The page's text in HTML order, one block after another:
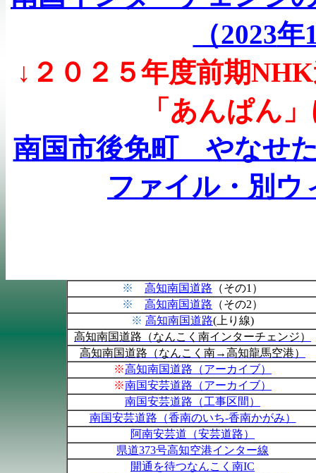
（2023年
↓２０２５年度前期NHK
「あんぱん
南国市後免町 やなせ
ファイル・別ウ
※ 高知南国道路 （その1 ）
※
高知南国道路 （その2）
※ 高知南国道路( 上り線)
高知南国道路（なんこく南インターチェンジ）
高知南国道路（なんこく南→高知龍馬空港）
※高知南国道路 （アーカイブ）
※南国安芸道路（アーカイブ）
南国安芸道路（工事区間）
南国安芸道路（香南のいち-香南かがみ）
阿南安芸道（安芸道路）
県道373号高知空港インター線
開通を待つなんこく南IC